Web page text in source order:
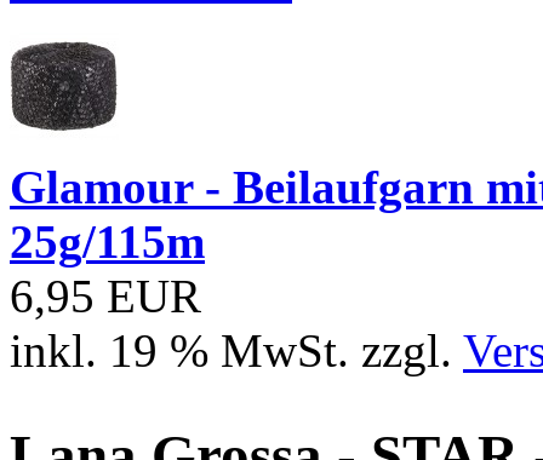
Glamour - Beilaufgarn
25g/115m
6,95 EUR
inkl. 19 % MwSt. zzgl.